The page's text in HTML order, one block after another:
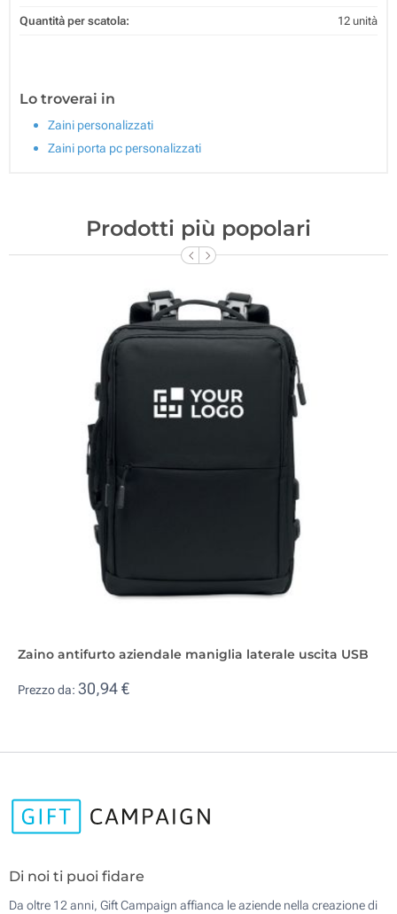
Quantità per scatola: 12 unità
Lo troverai in
Zaini personalizzati
Zaini porta pc personalizzati
Prodotti più popolari
Zaino antifurto aziendale maniglia laterale uscita USB
Prezzo da: 30,94 €
Di noi ti puoi fidare
Da oltre 12 anni, Gift Campaign affianca le aziende nella creazione di